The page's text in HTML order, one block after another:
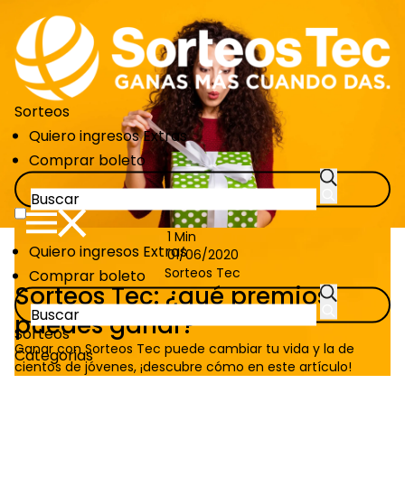
contenido
principal
Sorteos
CTA
Links
Quiero ingresos Extras
Comprar boleto
CTA
Links
Quiero ingresos Extras
Comprar boleto
Sorteos
Categorias
1 Min
01/06/2020
Sorteos Tec
Sorteos Tec: ¿qué premios
puedes ganar?
Ganar con Sorteos Tec puede cambiar tu vida y la de
cientos de jóvenes, ¡descubre cómo en este artículo!